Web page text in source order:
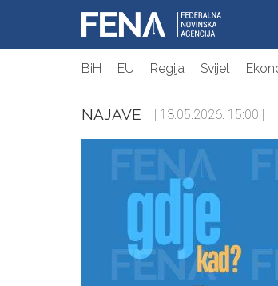
BiH EU Regija Svijet
NAJAVE | 13.05.2026. 15:00 |